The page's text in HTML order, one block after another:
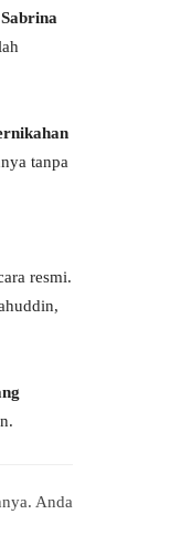
Sabrina
tanpa
resmi.
Anda